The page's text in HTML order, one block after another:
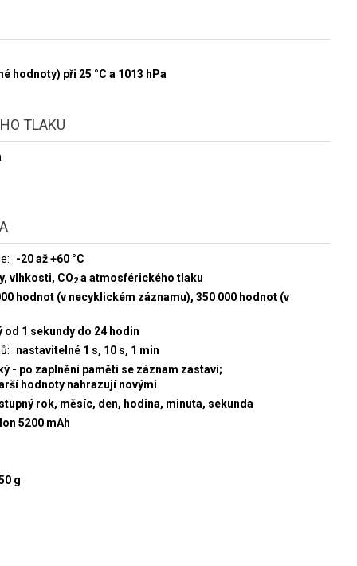
hodnoty) při 25 °C a 1013 hPa
TLAKU
-20 až +60 °C
vlhkosti, CO2a atmosférického tlaku
hodnot (v necyklickém záznamu), 350 000 hodnot (v
od 1 sekundy do 24 hodin
nastavitelné 1 s, 10 s, 1 min
- po zaplnění paměti se záznam zastaví;
hodnoty nahrazují novými
rok, měsíc, den, hodina, minuta, sekunda
5200 mAh
g